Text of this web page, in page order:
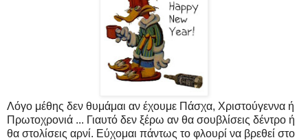
Λόγο μέθης δεν θυμάμαι αν έχουμε Πάσχα, Χριστούγεννα ή
Πρωτοχρονιά ... Γιαυτό δεν ξέρω αν θα σουβλίσεις δέντρο ή
θα στολίσεις αρνί. Εύχομαι πάντως το φλουρί να βρεθεί στο